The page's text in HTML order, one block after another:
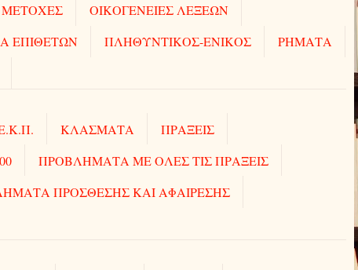
ΜΕΤΟΧΕΣ
ΟΙΚΟΓΕΝΕΙΕΣ ΛΕΞΕΩΝ
ΕΠΙΘΕΤΩΝ ΠΛΗΘΥΝΤΙΚΟΣ-ΕΝΙΚΟΣ
ΡΗΜΑΤΑ
ΚΛΑΣΜΑΤΑ
ΠΡΑΞΕΙΣ
ΠΡΟΒΛΗΜΑΤΑ ΜΕ ΟΛΕΣ ΤΙΣ ΠΡΑΞΕΙΣ
ΠΡΟΣΘΕΣΗΣ ΚΑΙ ΑΦΑΙΡΕΣΗΣ